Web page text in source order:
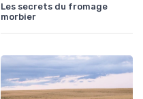
Les secrets du fromage
morbier